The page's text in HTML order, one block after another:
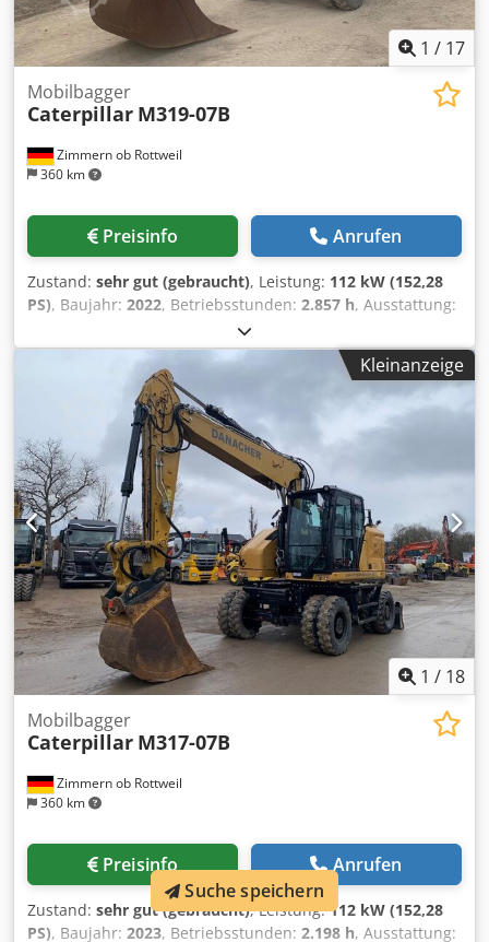
1 / 17
Zimmern ob Rottweil
360 km
Mobilbagger
Caterpillar M319-07B
Preisinfo Anrufen
Zustand: sehr gut (gebraucht), Leistung: 112 kW (152,28
PS), Baujahr: 2022, Betriebsstunden: 2.857 h, Ausstattung:
, CATERPILLAR M319-07B Baujahr 2022
Betriebsstunden 2.857 std. Geschlossene Kabine
Klimaanlage Radio Rück- und Seitenkamera
Verstellausleger Cjdpfxeyin Dbj Am Uoha Stiel: 2,50m.
Vollverrohrung (Hammer-, Greifer-, Schere-)
Schnellwechsler OQ70/55 1 x Löffel Zentralschmieranlage
Reifengröße: 10.00-20 ca. 30% erhalten Schildabstützung
Motor mit 129kW CE Betriebsgewicht: 19 to
Kleinanzeige
1 / 18
Zimmern ob Rottweil
360 km
Mobilbagger
Caterpillar M317-07B
Preisinfo Anrufen
Zustand: sehr gut (gebraucht), Leistung:112 kW (152,28
PS), Baujahr: 2023, Betriebsstunden: 2.198 h, Ausstattung:
Suche speichern